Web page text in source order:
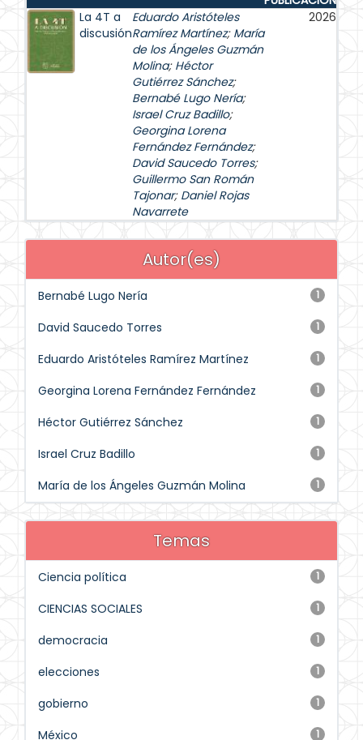
La 4T a
discusión
Eduardo Aristóteles
Ramírez Martínez; María
de los Ángeles Guzmán
Molina; Héctor
Gutiérrez Sánchez;
Bernabé Lugo Nería;
Israel Cruz Badillo;
Georgina Lorena
Fernández Fernández;
David Saucedo Torres;
Guillermo San Román
Tajonar; Daniel Rojas
Navarrete
2026
Autor(es)
1
Bernabé Lugo Nería
1
David Saucedo Torres
1
Eduardo Aristóteles Ramírez Martínez
1
Georgina Lorena Fernández Fernández
1
Héctor Gutiérrez Sánchez
1
Israel Cruz Badillo
1
María de los Ángeles Guzmán Molina
Temas
1
Ciencia política
1
CIENCIAS SOCIALES
1
democracia
1
elecciones
1
gobierno
1
México